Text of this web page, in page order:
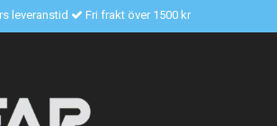
leveranstid Fri frakt över 1500 kr